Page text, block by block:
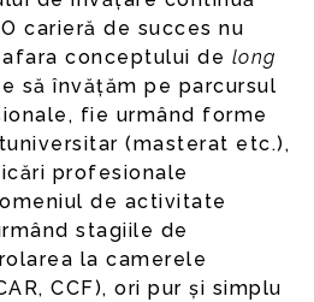
carieră de succes nu
conceptului de long
să învățăm pe parcursul
fie urmând forme
(masterat etc.),
profesionale
de activitate
stagiile de
la camerele
CCF), ori pur și simplu